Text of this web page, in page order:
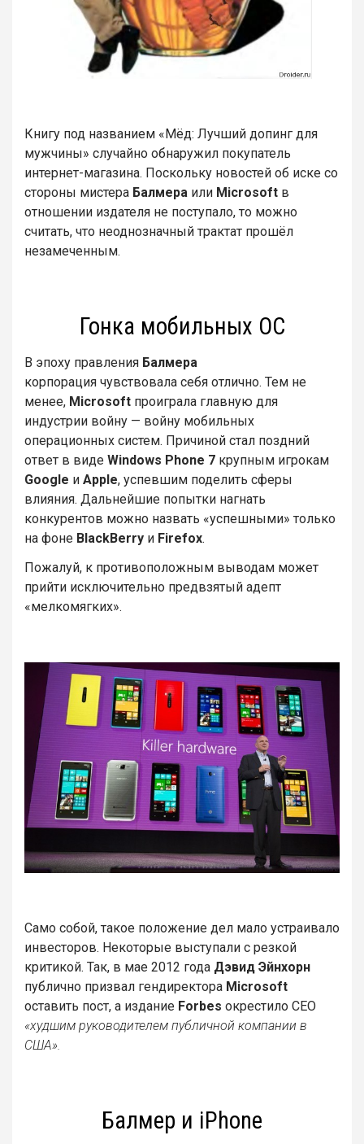
Книгу под названием «Мёд: Лучший допинг для
мужчины» случайно обнаружил покупатель
интернет-магазина. Поскольку новостей об иске со
стороны мистера Балмера или Microsoft в
отношении издателя не поступало, то можно
считать, что неоднозначный трактат прошёл
незамеченным.
Гонка мобильных ОС
В эпоху правления Балмера
корпорация чувствовала себя отлично. Тем не
менее, Microsoft проиграла главную для
индустрии войну — войну мобильных
операционных систем. Причиной стал поздний
ответ в виде Windows Phone 7 крупным игрокам
Google и Apple, успевшим поделить сферы
влияния. Дальнейшие попытки нагнать
конкурентов можно назвать «успешными» только
на фоне BlackBerry и Firefox.
Пожалуй, к противоположным выводам может
прийти исключительно предвзятый адепт
«мелкомягких».
Само собой, такое положение дел мало устраивало
инвесторов. Некоторые выступали с резкой
критикой. Так, в мае 2012 года Дэвид Эйнхорн
публично призвал гендиректора Microsoft
оставить пост, а издание Forbes окрестило CEO
«худшим руководителем публичной компании в
США».
Балмер и iPhone